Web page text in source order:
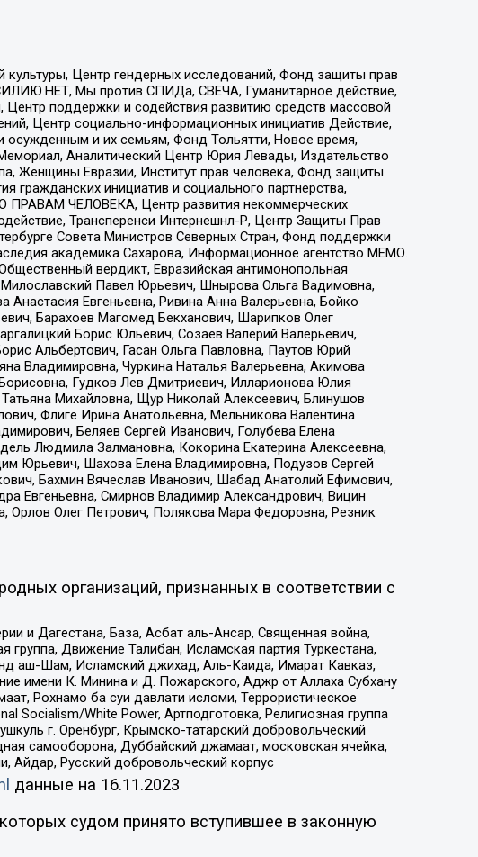
Центр гендерных исследований, Фонд защиты прав
Мы против СПИДа, СВЕЧА, Гуманитарное действие,
поддержки и содействия развитию средств массовой
Центр социально-информационных инициатив Действие,
и их семьям, Фонд Тольятти, Новое время,
Аналитический Центр Юрия Левады, Издательство
Женщины Евразии, Институт прав человека, Фонд защиты
гражданских инициатив и социального партнерства,
ПРАВАМ ЧЕЛОВЕКА, Центр развития некоммерческих
Трансперенси Интернешнл-Р, Центр Защиты Прав
Совета Министров Северных Стран, Фонд поддержки
академика Сахарова, Информационное агентство МЕМО.
вердикт, Евразийская антимонопольная
Павел Юрьевич, Шнырова Ольга Вадимовна,
Евгеньевна, Ривина Анна Валерьевна, Бойко
Барахоев Магомед Бекханович, Шарипков Олег
Борис Юльевич, Созаев Валерий Валерьевич,
Альбертович, Гасан Ольга Павловна, Паутов Юрий
Владимировна, Чуркина Наталья Валерьевна, Акимова
Гудков Лев Дмитриевич, Илларионова Юлия
Михайловна, Щур Николай Алексеевич, Блинушов
Флиге Ирина Анатольевна, Мельникова Валентина
Беляев Сергей Иванович, Голубева Елена
Людмила Залмановна, Кокорина Екатерина Алексеевна,
Юрьевич, Шахова Елена Владимировна, Подузов Сергей
Бахмин Вячеслав Иванович, Шабад Анатолий Ефимович,
Евгеньевна, Смирнов Владимир Александрович, Вицин
Орлов Олег Петрович, Полякова Мара Федоровна, Резник
организаций, признанных в соответствии с
и Дагестана, База, Асбат аль-Ансар, Священная война,
Движение Талибан, Исламская партия Туркестана,
аш-Шам, Исламский джихад, Аль-Каида, Имарат Кавказ,
имени К. Минина и Д. Пожарского, Аджр от Аллаха Субхану
Рохнамо ба суи давлати исломи, Террористическое
White Power, Артподготовка, Религиозная группа
г. Оренбург, Крымско-татарский добровольческий
самооборона, Дуббайский джамаат, московская ячейка,
Айдар, Русский добровольческий корпус
данные на 16.11.2023
судом принято вступившее в законную